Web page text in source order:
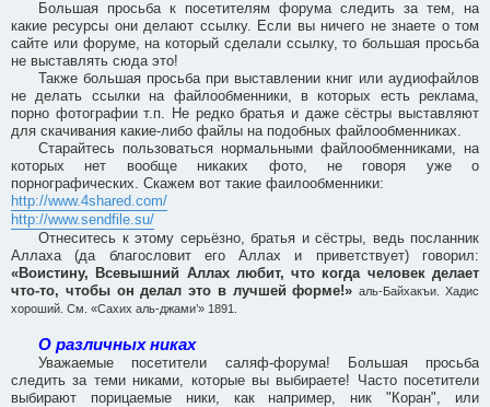
Большая просьба к посетителям форума следить за тем, на
какие ресурсы они делают ссылку. Если вы ничего не знаете о том
сайте или форуме, на который сделали ссылку, то большая просьба
не выставлять сюда это!
Также большая просьба при выставлении книг или аудиофайлов
не делать ссылки на файлообменники, в которых есть реклама,
порно фотографии т.п. Не редко братья и даже сёстры выставляют
для скачивания какие-либо файлы на подобных файлообменниках.
Старайтесь пользоваться нормальными файлообменниками, на
которых нет вообще никаких фото, не говоря уже о
порнографических. Скажем вот такие фаилообменники:
http://www.4shared.com/
http://www.sendfile.su/
Отнеситесь к этому серьёзно, братья и сёстры, ведь посланник
Аллаха (да благословит его Аллах и приветствует) говорил:
«Воистину, Всевышний Аллах любит, что когда человек делает
что-то, чтобы он делал это в лучшей форме!»аль-Байхакъи. Хадис
хороший. См. «Сахих аль-джами’» 1891.
О различных никах
Уважаемые посетители саляф-форума! Большая просьба
следить за теми никами, которые вы выбираете! Часто посетители
выбирают порицаемые ники, как например, ник "Коран", или